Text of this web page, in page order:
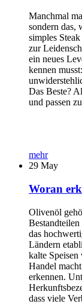
Manchmal
sondern das,
simples
zur
ein neues
kennen
Das Beste?
und passen
mehr
29 May
Woran
Olivenöl
das
Ländern
kalte
Handel
erkennen.
dass viele